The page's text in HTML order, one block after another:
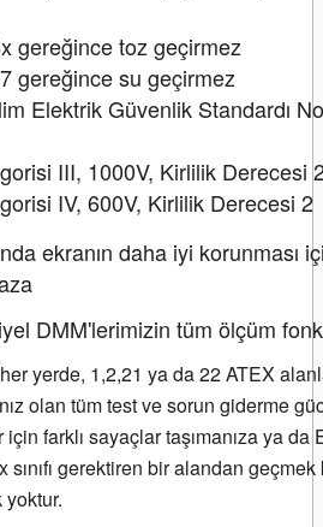
gereğince toz geçirmez
gereğince su geçirmez
Elektrik Güvenlik Standardı
III, 1000V, Kirlilik Derecesi
IV, 600V, Kirlilik Derecesi 2
ekranın daha iyi korunması
DMM'lerimizin tüm ölçüm
yerde, 1,2,21 ya da 22 ATEX
olan tüm test ve sorun giderme
farklı sayaçlar taşımanıza ya da
gerektiren bir alandan
yoktur.